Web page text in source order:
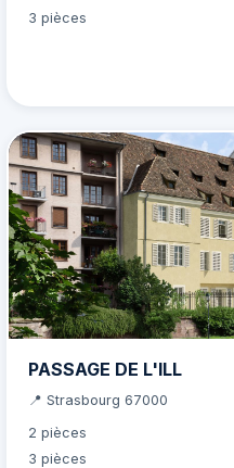
3 pièces
PASSAGE DE L'ILL
📍 Strasbourg 67000
2 pièces
3 pièces